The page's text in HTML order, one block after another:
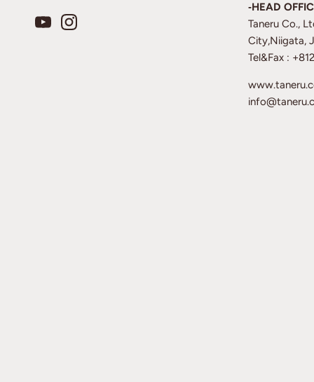
‐HEAD
Taneru Co.,
City,Niigata,
Tel&Fax :